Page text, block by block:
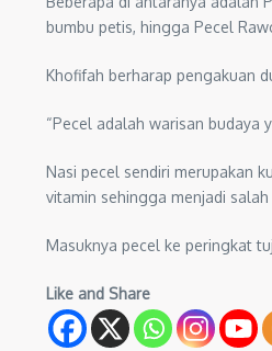
bumbu petis, hingga Pecel
Khofifah berharap pengakuan
“Pecel adalah warisan budaya
Nasi pecel sendiri merupakan
vitamin sehingga menjadi
Masuknya pecel ke peringkat
Like and Share